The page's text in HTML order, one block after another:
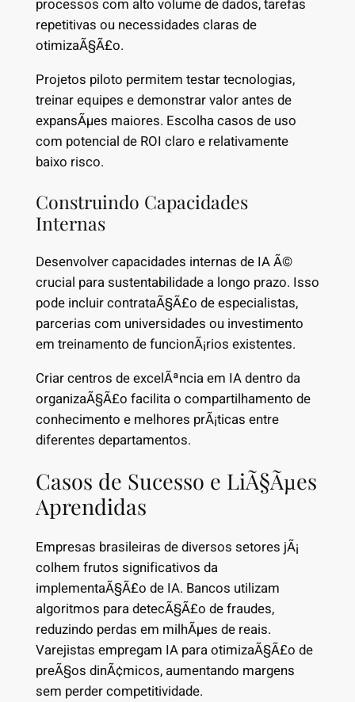
processos com alto volume de dados, tarefas
repetitivas ou necessidades claras de
otimizaÃ§Ã£o.
Projetos piloto permitem testar tecnologias,
treinar equipes e demonstrar valor antes de
expansÃµes maiores. Escolha casos de uso
com potencial de ROI claro e relativamente
baixo risco.
Construindo Capacidades
Internas
Desenvolver capacidades internas de IA Ã©
crucial para sustentabilidade a longo prazo. Isso
pode incluir contrataÃ§Ã£o de especialistas,
parcerias com universidades ou investimento
em treinamento de funcionÃ¡rios existentes.
Criar centros de excelÃªncia em IA dentro da
organizaÃ§Ã£o facilita o compartilhamento de
conhecimento e melhores prÃ¡ticas entre
diferentes departamentos.
Casos de Sucesso e LiÃ§Ãµes
Aprendidas
Empresas brasileiras de diversos setores jÃ¡
colhem frutos significativos da
implementaÃ§Ã£o de IA. Bancos utilizam
algoritmos para detecÃ§Ã£o de fraudes,
reduzindo perdas em milhÃµes de reais.
Varejistas empregam IA para otimizaÃ§Ã£o de
preÃ§os dinÃ¢micos, aumentando margens
sem perder competitividade.